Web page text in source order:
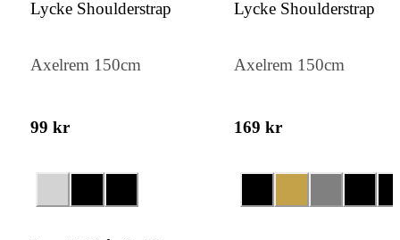
föremål. Fodret i polyester bidrar till en
Lycke Shoulderstrap
Axelrem 150cm
99 kr
Lycke Shoulderstrap
Axelrem 150cm
169 kr